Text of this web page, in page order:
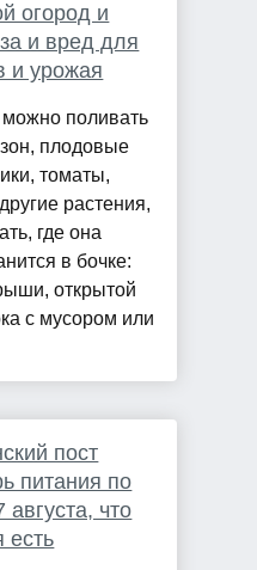
огород и
и вред для
и урожая
поливать
плодовые
томаты,
растения,
где она
в бочке:
открытой
с мусором или
пост
питания по
что
есть